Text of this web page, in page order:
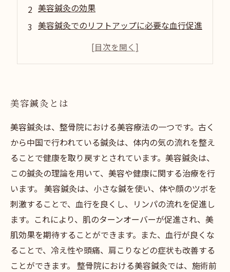
美容鍼灸の効果
美容鍼灸でのリフトアップに必要な血行促進
美容鍼灸で血行を促進する方法
美容鍼灸とは
美容鍼灸は、整骨院における美容療法の一つです。古く
から中国で行われている鍼灸は、体内の気の流れを整え
ることで健康を取り戻すとされています。美容鍼灸は、
この鍼灸の理論を用いて、美容や健康に関する治療を行
います。 美容鍼灸は、小さな鍼を使い、体や顔のツボを
刺激することで、血行を良くし、リンパの流れを促進し
ます。これにより、肌のターンオーバーが促進され、美
肌効果を期待することができます。また、血行が良くな
ることで、冷え性や頭痛、肩こりなどの症状も改善する
ことができます。 整骨院における美容鍼灸では、施術前